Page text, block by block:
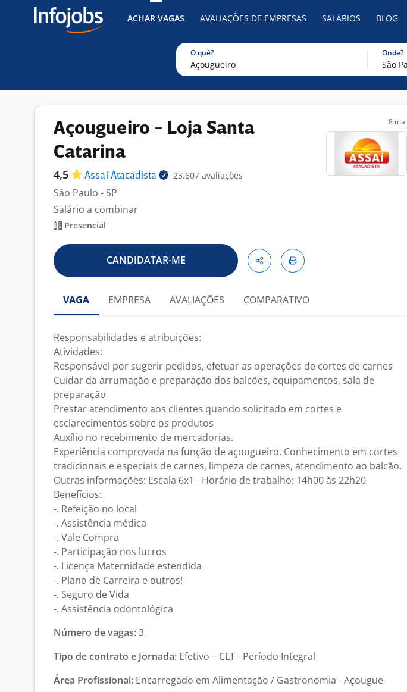
ACHAR VAGAS AVALIAÇÕES DE EMPRESAS SALÁRIOS BLOG
O quê? Onde?
Açougueiro - Loja Santa
Catarina
4,5 Assaí Atacadista 23.607 avaliações
São Paulo - SP
Salário a combinar
Presencial
8 mai
CANDIDATAR-ME
VAGA EMPRESA AVALIAÇÕES COMPARATIVO
Responsabilidades e atribuições:
Atividades:
Responsável por sugerir pedidos, efetuar as operações de cortes de carnes
Cuidar da arrumação e preparação dos balcões, equipamentos, sala de
preparação
Prestar atendimento aos clientes quando solicitado em cortes e
esclarecimentos sobre os produtos
Auxílio no recebimento de mercadorias.
Experiência comprovada na função de açougueiro. Conhecimento em cortes
tradicionais e especiais de carnes, limpeza de carnes, atendimento ao balcão.
Outras informações: Escala 6x1 - Horário de trabalho: 14h00 às 22h20
Benefícios:
-. Refeição no local
-. Assistência médica
-. Vale Compra
-. Participação nos lucros
-. Licença Maternidade estendida
-. Plano de Carreira e outros!
-. Seguro de Vida
-. Assistência odontológica
Número de vagas:3
Tipo de contrato e Jornada: Efetivo – CLT - Período Integral
Área Profissional: Encarregado em Alimentação / Gastronomia - Açougue